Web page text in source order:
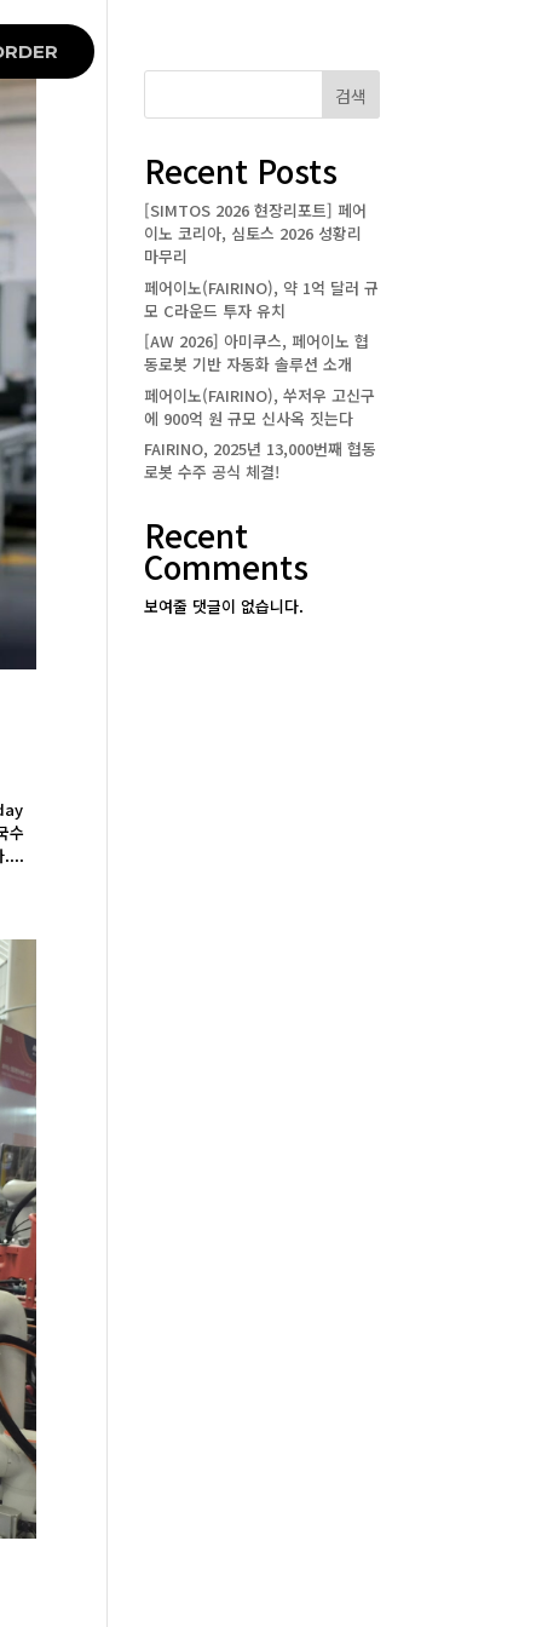
수
....
검색
Recent Posts
[SIMTOS 2026 현장리포트] 페어
이노 코리아, 심토스 2026 성황리
마무리
페어이노(FAIRINO), 약 1억 달러 규
모 C라운드 투자 유치
[AW 2026] 아미쿠스, 페어이노 협
동로봇 기반 자동화 솔루션 소개
페어이노(FAIRINO), 쑤저우 고신구
에 900억 원 규모 신사옥 짓는다
FAIRINO, 2025년 13,000번째 협동
로봇 수주 공식 체결!
Recent
Comments
보여줄 댓글이 없습니다.